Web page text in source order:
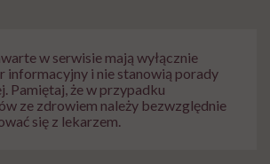
w serwisie mają wyłącznie
informacyjny i nie stanowią porady
Pamiętaj, że w przypadku
ze zdrowiem należy bezwzględnie
się z lekarzem.